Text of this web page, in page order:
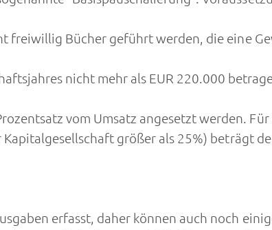
freiwillig Bücher geführt werden, die eine
nicht mehr als EUR 220.000
vom Umsatz angesetzt werden.
größer als 25%) beträgt
erfasst, daher können auch noch